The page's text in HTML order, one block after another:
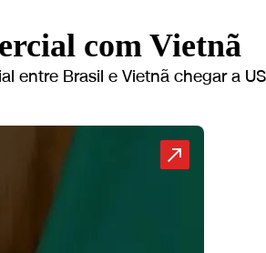
com Vietnã
entre Brasil e Vietnã chegar a